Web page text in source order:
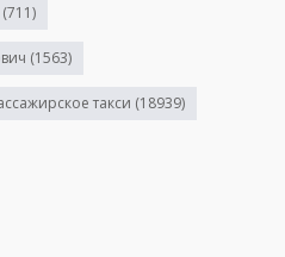
(711)
(1563)
такси (18939)